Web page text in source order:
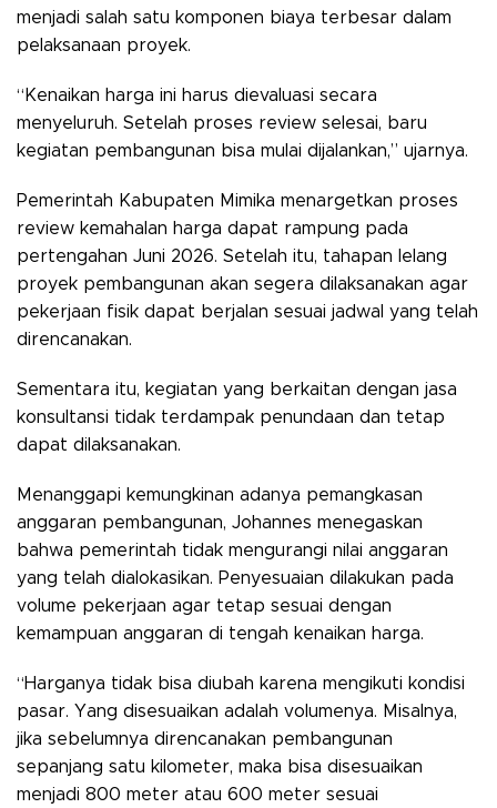
menjadi salah satu komponen biaya terbesar dalam
pelaksanaan proyek.
“Kenaikan harga ini harus dievaluasi secara
menyeluruh. Setelah proses review selesai, baru
kegiatan pembangunan bisa mulai dijalankan,” ujarnya.
Pemerintah Kabupaten Mimika menargetkan proses
review kemahalan harga dapat rampung pada
pertengahan Juni 2026. Setelah itu, tahapan lelang
proyek pembangunan akan segera dilaksanakan agar
pekerjaan fisik dapat berjalan sesuai jadwal yang telah
direncanakan.
Sementara itu, kegiatan yang berkaitan dengan jasa
konsultansi tidak terdampak penundaan dan tetap
dapat dilaksanakan.
Menanggapi kemungkinan adanya pemangkasan
anggaran pembangunan, Johannes menegaskan
bahwa pemerintah tidak mengurangi nilai anggaran
yang telah dialokasikan. Penyesuaian dilakukan pada
volume pekerjaan agar tetap sesuai dengan
kemampuan anggaran di tengah kenaikan harga.
“Harganya tidak bisa diubah karena mengikuti kondisi
pasar. Yang disesuaikan adalah volumenya. Misalnya,
jika sebelumnya direncanakan pembangunan
sepanjang satu kilometer, maka bisa disesuaikan
menjadi 800 meter atau 600 meter sesuai